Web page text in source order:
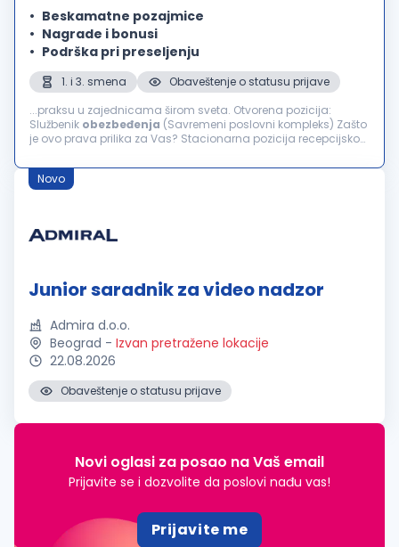
Beskamatne pozajmice
Nagrade i bonusi
Podrška pri preseljenju
1. i 3. smena
Obaveštenje o statusu prijave
...praksu u zajednicama širom sveta. Otvorena pozicija:
Službenik obezbeđenja (Savremeni poslovni kompleks) Zašto
je ovo prava prilika za Vas? Stacionarna pozicija recepcijskog
potrebu...
Novo
Junior saradnik za video nadzor
Admira d.o.o.
Beograd - Izvan pretražene lokacije
22.08.2026
Obaveštenje o statusu prijave
Novi oglasi za posao na Vaš email
Prijavite se i dozvolite da poslovi nađu vas!
Prijavite me